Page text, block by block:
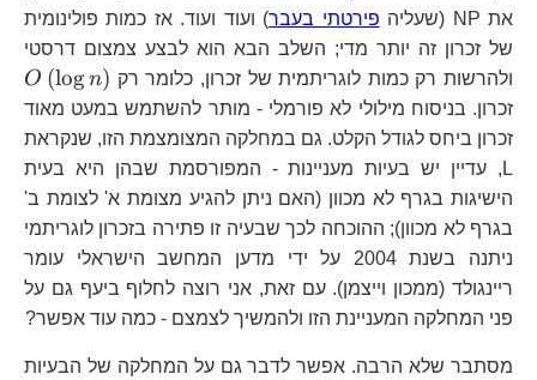
את NP (שעליה
פירטתי בעבר) ועוד ועוד. אז כמות פולינומית
של זכרון זה יותר מדי; השלב הבא הוא לבצע צמצום דרסטי
ולהרשות רק כמות לוגריתמית של זכרון, כלומר רק
O (logn)
זכרון. בניסוח מילולי לא פורמלי - מותר להשתמש במעט מאוד
זכרון ביחס לגודל הקלט. גם במחלקה המצומצמת הזו, שנקראת
L, עדיין יש בעיות מעניינות - המפורסמת שבהן היא בעית
הישיגות בגרף לא מכוון (האם ניתן להגיע מצומת א' לצומת ב'
בגרף לא מכוון); ההוכחה לכך שבעיה זו פתירה בזכרון לוגריתמי
ניתנה בשנת 2004 על ידי מדען המחשב הישראלי עומר
ריינגולד (ממכון וייצמן). עם זאת, אני רוצה לחלוף ביעף גם על
פני המחלקה המעניינת הזו ולהמשיך לצמצם - כמה עוד אפשר?
מסתבר שלא הרבה. אפשר לדבר גם על המחלקה של הבעיות